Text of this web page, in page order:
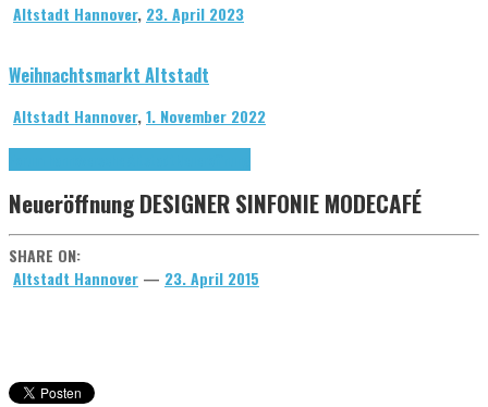
Altstadt Hannover, 23. April 2023
Weihnachtsmarkt Altstadt
Altstadt Hannover,1. November 2022
Neueröffnung DESIGNER SINFONIE MODECAFÉ
SHARE ON:
Altstadt Hannover — 23. April 2015